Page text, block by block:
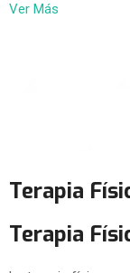
Ver Más
Terapia
Terapia